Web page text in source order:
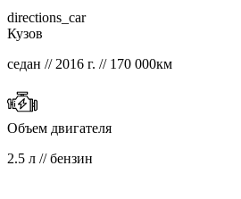
directions_car
Кузов
седан // 2016 г. // 170 000км
Объем двигателя
2.5 л // бензин